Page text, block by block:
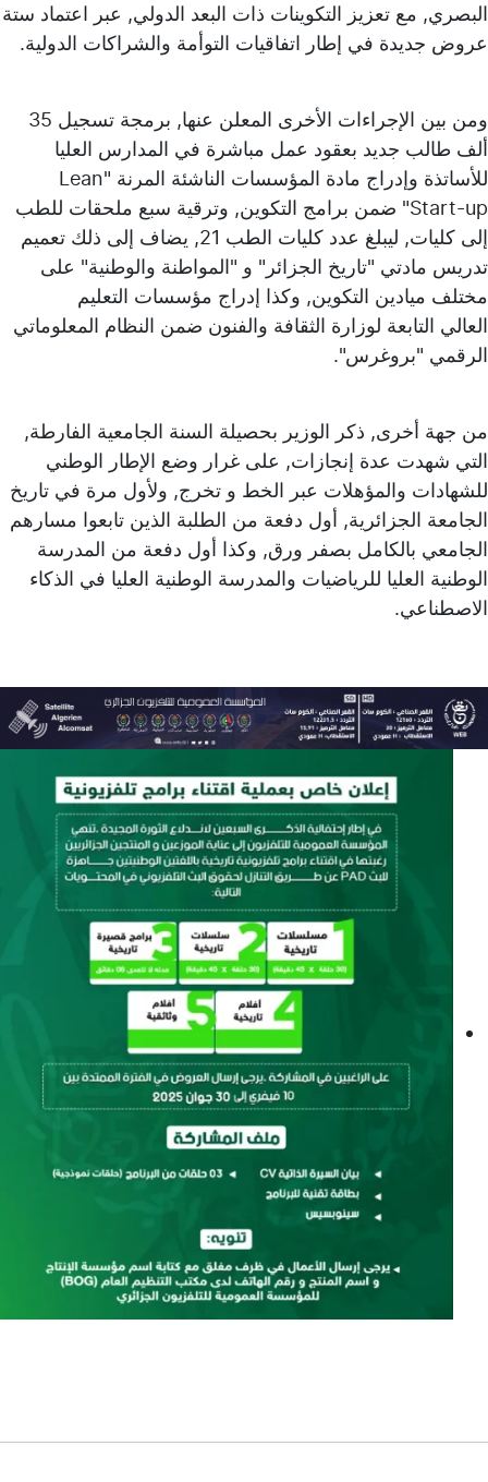
البصري, مع تعزيز التكوينات ذات البعد الدولي, عبر اعتماد ستة
عروض جديدة في إطار اتفاقيات التوأمة والشراكات الدولية.
ومن بين الإجراءات الأخرى المعلن عنها, برمجة تسجيل 35
ألف طالب جديد بعقود عمل مباشرة في المدارس العليا
للأساتذة وإدراج مادة المؤسسات الناشئة المرنة "Lean
Start-up" ضمن برامج التكوين, وترقية سبع ملحقات للطب
إلى كليات, ليبلغ عدد كليات الطب 21, يضاف إلى ذلك تعميم
تدريس مادتي "تاريخ الجزائر" و "المواطنة والوطنية" على
مختلف ميادين التكوين, وكذا إدراج مؤسسات التعليم
العالي التابعة لوزارة الثقافة والفنون ضمن النظام المعلوماتي
الرقمي "بروغرس".
من جهة أخرى, ذكر الوزير بحصيلة السنة الجامعية الفارطة,
التي شهدت عدة إنجازات, على غرار وضع الإطار الوطني
للشهادات والمؤهلات عبر الخط و تخرج, ولأول مرة في تاريخ
الجامعة الجزائرية, أول دفعة من الطلبة الذين تابعوا مسارهم
الجامعي بالكامل بصفر ورق, وكذا أول دفعة من المدرسة
الوطنية العليا للرياضيات والمدرسة الوطنية العليا في الذكاء
الاصطناعي.